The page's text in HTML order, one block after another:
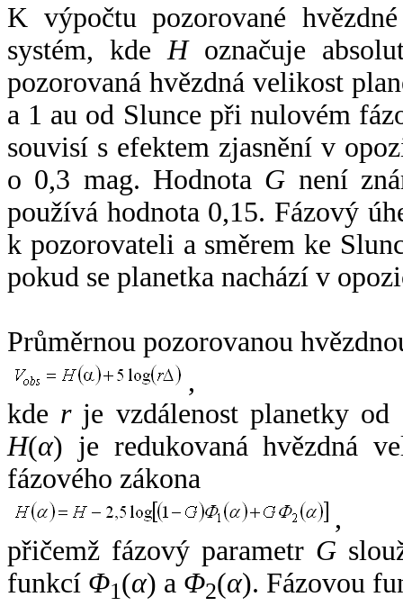
K výpočtu pozorované
systém, kde Hoznačuje
pozorovaná hvězdná velikost
a 1 au od Slunce při nulovém
souvisí s efektem zjasnění v
o 0,3 mag. Hodnota G není
používá hodnota 0,15. Fázový
k pozorovateli a směrem ke
pokud se planetka nachází v
Průměrnou pozorovanou
,
kde rje vzdálenost planetky od
H(α) je redukovaná hvězdná
fázového zákona
,
přičemž fázový parametr G
funkcí Φ1(α) a Φ2(α). Fázovou